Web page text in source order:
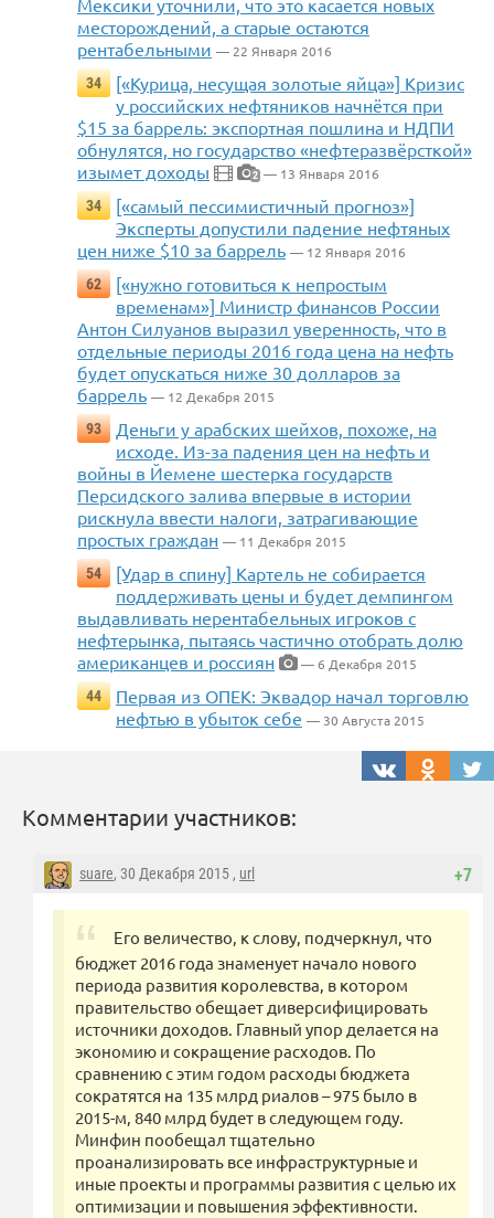
Мексики уточнили, что это касается новых
месторождений, а старые остаются
рентабельными — 22 Января 2016
34
[«Курица, несущая золотые яйца»] Кризис
у российских нефтяников начнётся при
$15 за баррель: экспортная пошлина и НДПИ
обнулятся, но государство «нефтеразвёрсткой»
изымет доходы
2 — 13 Января 2016
34
[«самый пессимистичный прогноз»]
Эксперты допустили падение нефтяных
цен ниже $10 за баррель — 12 Января 2016
62
[«нужно готовиться к непростым
временам»] Министр финансов России
Антон Силуанов выразил уверенность, что в
отдельные периоды 2016 года цена на нефть
будет опускаться ниже 30 долларов за
баррель — 12 Декабря 2015
93
Деньги у арабских шейхов, похоже, на
исходе. Из-за падения цен на нефть и
войны в Йемене шестерка государств
Персидского залива впервые в истории
рискнула ввести налоги, затрагивающие
простых граждан — 11 Декабря 2015
54
[Удар в спину] Картель не собирается
поддерживать цены и будет демпингом
выдавливать нерентабельных игроков с
нефтерынка, пытаясь частично отобрать долю
американцев и россиян
— 6 Декабря 2015
44
Первая из ОПЕК: Эквадор начал торговлю
нефтью в убыток себе — 30 Августа 2015
Комментарии участников:
+7
suare, 30 Декабря 2015 , url
Его величество, к слову, подчеркнул, что
бюджет 2016 года знаменует начало нового
периода развития королевства, в котором
правительство обещает диверсифицировать
источники доходов. Главный упор делается на
экономию и сокращение расходов. По
сравнению с этим годом расходы бюджета
сократятся на 135 млрд риалов – 975 было в
2015-м, 840 млрд будет в следующем году.
Минфин пообещал тщательно
проанализировать все инфраструктурные и
иные проекты и программы развития с целью их
оптимизации и повышения эффективности.